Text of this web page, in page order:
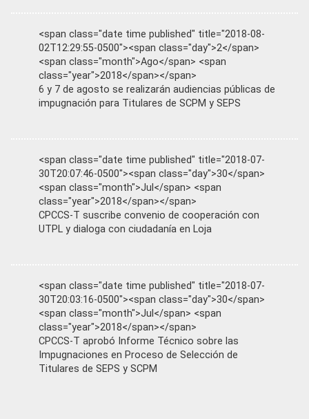
<span class="date time published" title="2018-08-
02T12:29:55-0500"><span class="day">2</span>
<span class="month">Ago</span> <span
class="year">2018</span></span>
6 y 7 de agosto se realizarán audiencias públicas de
impugnación para Titulares de SCPM y SEPS
<span class="date time published" title="2018-07-
30T20:07:46-0500"><span class="day">30</span>
<span class="month">Jul</span> <span
class="year">2018</span></span>
CPCCS-T suscribe convenio de cooperación con
UTPL y dialoga con ciudadanía en Loja
<span class="date time published" title="2018-07-
30T20:03:16-0500"><span class="day">30</span>
<span class="month">Jul</span> <span
class="year">2018</span></span>
CPCCS-T aprobó Informe Técnico sobre las
Impugnaciones en Proceso de Selección de
Titulares de SEPS y SCPM